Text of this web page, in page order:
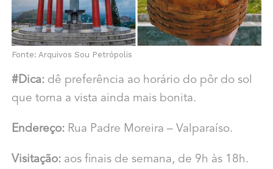
Fonte: Arquivos Sou Petrópolis
#Dica:dê preferência ao horário do pôr do sol
que torna a vista ainda mais bonita.
Endereço:Rua Padre Moreira – Valparaíso.
Visitação:aos finais de semana, de 9h às 18h.